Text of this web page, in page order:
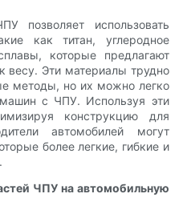
позволяет использовать
как титан, углеродное
которые предлагают
весу. Эти материалы трудно
методы, но их можно легко
с ЧПУ. Используя эти
конструкцию для
автомобилей могут
более легкие, гибкие и
ЧПУ на автомобильную